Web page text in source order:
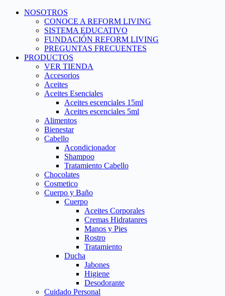
NOSOTROS
CONOCE A REFORM LIVING
SISTEMA EDUCATIVO
FUNDACIÓN REFORM LIVING
PREGUNTAS FRECUENTES
PRODUCTOS
VER TIENDA
Accesorios
Aceites
Aceites Esenciales
Aceites escenciales 15ml
Aceites escenciales 5ml
Alimentos
Bienestar
Cabello
Acondicionador
Shampoo
Tratamiento Cabello
Chocolates
Cosmetico
Cuerpo y Baño
Cuerpo
Aceites Corporales
Cremas Hidratanres
Manos y Pies
Rostro
Tratamiento
Ducha
Jabones
Higiene
Desodorante
Cuidado Personal